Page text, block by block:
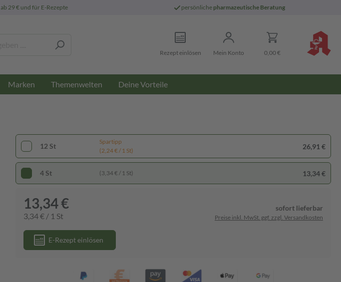
ab 29 € und für E-Rezepte persönliche pharmazeutische Beratung
Rezept einlösen Mein Konto 0,00 €
Marken Themenwelten Deine Vorteile
12 St
Spartipp
(2,24 € / 1 St)
26,91 €
4 St (3,34 € / 1 St) 13,34 €
13,34 €
3,34 € / 1 St
sofort lieferbar
Preise inkl. MwSt. ggf. zzgl. Versandkosten
E-Rezept einlösen